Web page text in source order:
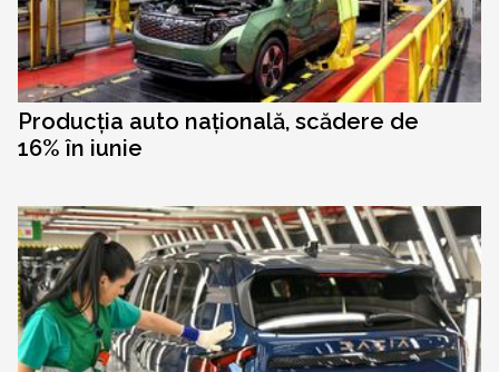
Producția auto națională, scădere de
16% în iunie